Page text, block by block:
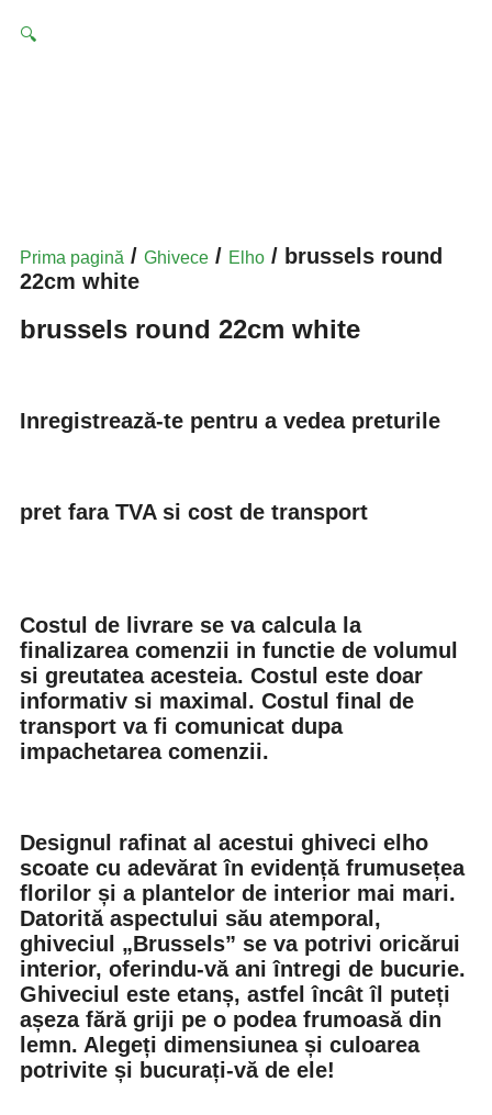
🔍
Prima pagină / Ghivece / Elho / brussels round
22cm white
brussels round 22cm white
Inregistrează-te pentru a vedea preturile
pret fara TVA si cost de transport
Costul de livrare se va calcula la
finalizarea comenzii in functie de volumul
si greutatea acesteia. Costul este doar
informativ si maximal. Costul final de
transport va fi comunicat dupa
impachetarea comenzii.
Designul rafinat al acestui ghiveci elho
scoate cu adevărat în evidență frumusețea
florilor și a plantelor de interior mai mari.
Datorită aspectului său atemporal,
ghiveciul „Brussels” se va potrivi oricărui
interior, oferindu-vă ani întregi de bucurie.
Ghiveciul este etanș, astfel încât îl puteți
așeza fără griji pe o podea frumoasă din
lemn. Alegeți dimensiunea și culoarea
potrivite și bucurați-vă de ele!